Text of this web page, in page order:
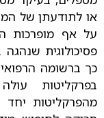
או לתודעתן של
על אף מופרכות
פסיכולוגית
כך ברשומה
בפרקליטות
מהפרקליטות